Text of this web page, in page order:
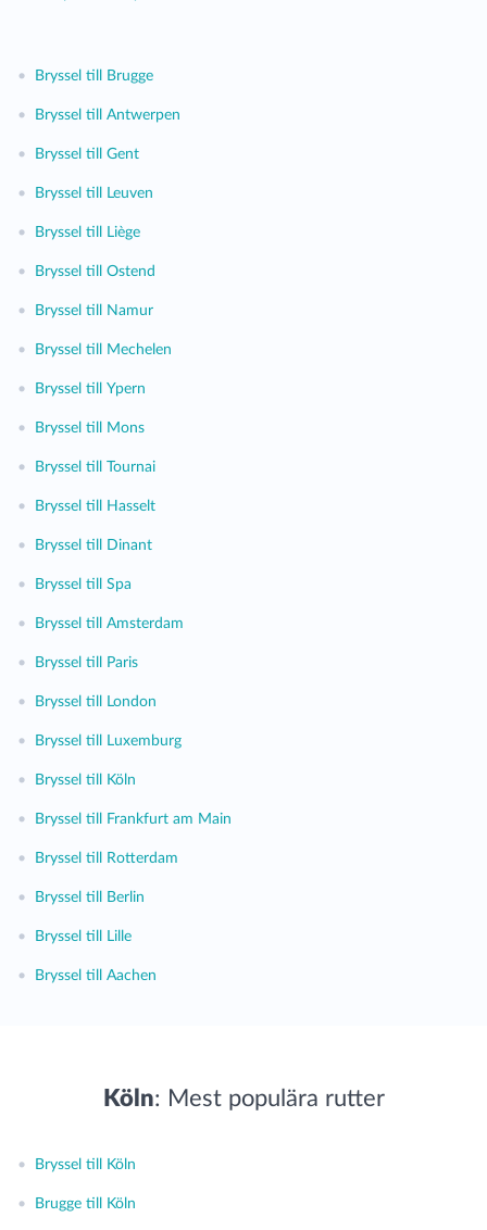
• Bryssel till Brugge
• Bryssel till Antwerpen
• Bryssel till Gent
• Bryssel till Leuven
• Bryssel till Liège
• Bryssel till Ostend
• Bryssel till Namur
• Bryssel till Mechelen
• Bryssel till Ypern
• Bryssel till Mons
• Bryssel till Tournai
• Bryssel till Hasselt
• Bryssel till Dinant
• Bryssel till Spa
• Bryssel till Amsterdam
• Bryssel till Paris
• Bryssel till London
• Bryssel till Luxemburg
• Bryssel till Köln
• Bryssel till Frankfurt am Main
• Bryssel till Rotterdam
• Bryssel till Berlin
• Bryssel till Lille
• Bryssel till Aachen
Köln: Mest populära rutter
• Bryssel till Köln
• Brugge till Köln